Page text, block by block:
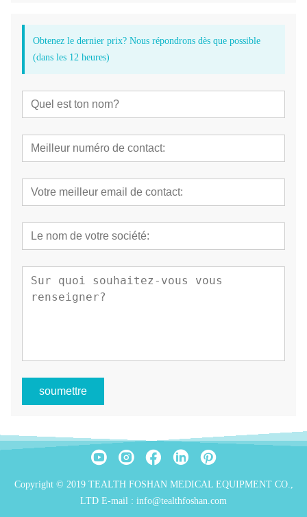
Obtenez le dernier prix? Nous répondrons dès que possible
(dans les 12 heures)
soumettre
Copyright © 2019 TEALTH FOSHAN MEDICAL EQUIPMENT CO.,
LTD E-mail : info@tealthfoshan.com